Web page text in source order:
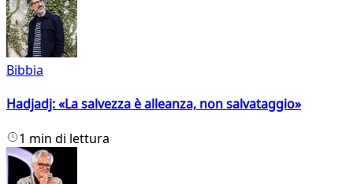
Bibbia
Hadjadj: «La salvezza è alleanza, non salvataggio»
1 min di lettura